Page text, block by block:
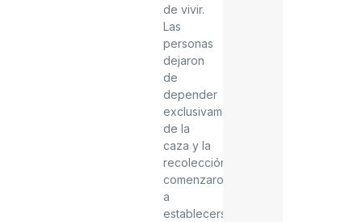
de vivir.
Las
personas
dejaron
de
depender
exclusivamente
de la
caza y la
recolección,
comenzaron
a
establecerse